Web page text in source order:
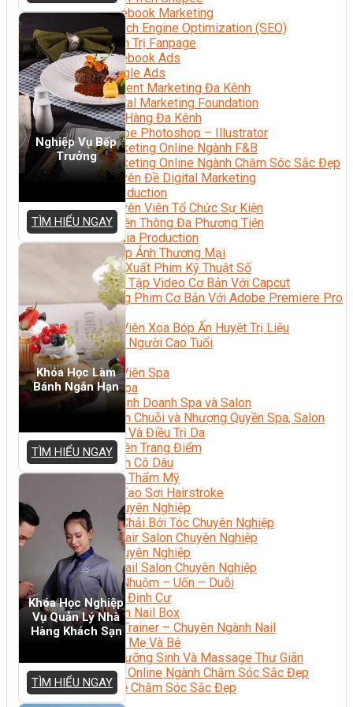
Facebook Marketing
Search Engine Optimization (SEO)
Quản Trị Fanpage
Facebook Ads
Google Ads
Content Marketing Đa Kênh
Digital Marketing Foundation
Bán Hàng Đa Kênh
Adobe Photoshop – Illustrator
Marketing Online Ngành F&B
Marketing Online Ngành Chăm Sóc Sắc Đẹp
Chuyên Đề Digital Marketing
Media Production
Chuyên Viên Tổ Chức Sự Kiện
Truyền Thông Đa Phương Tiện
Media Production
Nhiếp Ảnh Thương Mại
Sản Xuất Phim Kỹ Thuật Số
Biên Tập Video Cơ Bản Với Capcut
Dựng Phim Cơ Bản Với Adobe Premiere Pro
Sức Khỏe
Kỹ Thuật Viên Xoa Bóp Ấn Huyệt Trị Liệu
Chăm Sóc Người Cao Tuổi
Sắc Đẹp
Kỹ Thuật Viên Spa
Quản Lý Spa
Khởi Sự Kinh Doanh Spa và Salon
Kinh Doanh Chuỗi và Nhượng Quyền Spa, Salon
Chăm Sóc Và Điều Trị Da
Chuyên Viên Trang Điểm
Trang Điểm Cô Dâu
Phun Xăm Thẩm Mỹ
Kỹ Thuật Tạo Sợi Hairstroke
Barber Chuyên Nghiệp
Kỹ Thuật Chải Bới Tóc Chuyên Nghiệp
Quản Lý Hair Salon Chuyên Nghiệp
Nối Mi Chuyên Nghiệp
Quản Lý Nail Salon Chuyên Nghiệp
Kỹ Thuật Nhuộm – Uốn – Duỗi
Nail Salon Định Cư
Kinh Doanh Nail Box
Train The Trainer – Chuyên Ngành Nail
Chăm Sóc Mẹ Và Bé
Gội Đầu Dưỡng Sinh Và Massage Thư Giãn
Marketing Online Ngành Chăm Sóc Sắc Đẹp
Chuyên Đề Chăm Sóc Sắc Đẹp
Âm Nhạc
Nghiệp Vụ Bếp
Trưởng
TÌM HIỂU NGAY
Khóa Học Làm
Bánh Ngắn Hạn
TÌM HIỂU NGAY
Khóa Học Nghiệp
Vụ Quản Lý Nhà
Hàng Khách Sạn
TÌM HIỂU NGAY